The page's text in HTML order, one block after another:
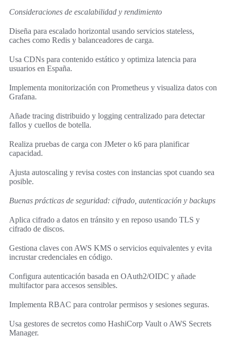
Consideraciones de escalabilidad y rendimiento
Diseña para escalado horizontal usando servicios stateless,
caches como Redis y balanceadores de carga.
Usa CDNs para contenido estático y optimiza latencia para
usuarios en España.
Implementa monitorización con Prometheus y visualiza datos con
Grafana.
Añade tracing distribuido y logging centralizado para detectar
fallos y cuellos de botella.
Realiza pruebas de carga con JMeter o k6 para planificar
capacidad.
Ajusta autoscaling y revisa costes con instancias spot cuando sea
posible.
Buenas prácticas de seguridad: cifrado, autenticación y backups
Aplica cifrado a datos en tránsito y en reposo usando TLS y
cifrado de discos.
Gestiona claves con AWS KMS o servicios equivalentes y evita
incrustar credenciales en código.
Configura autenticación basada en OAuth2/OIDC y añade
multifactor para accesos sensibles.
Implementa RBAC para controlar permisos y sesiones seguras.
Usa gestores de secretos como HashiCorp Vault o AWS Secrets
Manager.